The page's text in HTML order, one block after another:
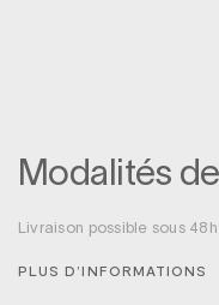
Modalités
Livraison possible sous
PLUS D’INFORMATIONS